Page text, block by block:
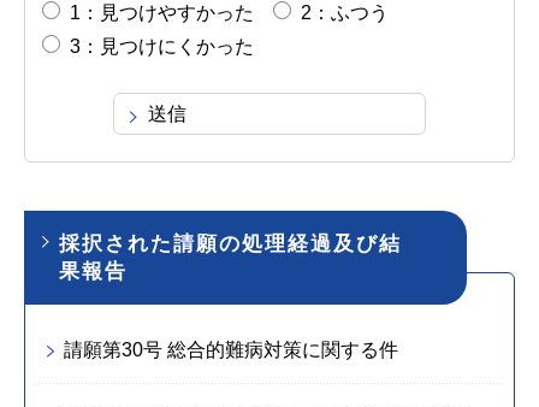
1：見つけやすかった
2：ふつう
3：見つけにくかった
採択された請願の処理経過及び結
果報告
請願第30号 総合的難病対策に関する件